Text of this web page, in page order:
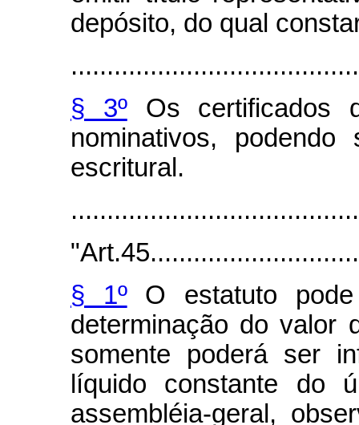
depósito, do qual
§ 3ºOs certificados
nominativos,
escritural.
§ 1ºO estatuto pode
determinação do valor
somente poderá ser
líquido constante do
assembléia-geral,